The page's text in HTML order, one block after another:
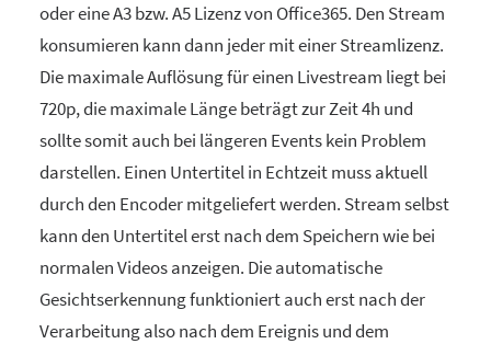
oder eine A3 bzw. A5 Lizenz von Office365. Den Stream
konsumieren kann dann jeder mit einer Streamlizenz.
Die maximale Auflösung für einen Livestream liegt bei
720p, die maximale Länge beträgt zur Zeit 4h und
sollte somit auch bei längeren Events kein Problem
darstellen. Einen Untertitel in Echtzeit muss aktuell
durch den Encoder mitgeliefert werden. Stream selbst
kann den Untertitel erst nach dem Speichern wie bei
normalen Videos anzeigen. Die automatische
Gesichtserkennung funktioniert auch erst nach der
Verarbeitung also nach dem Ereignis und dem